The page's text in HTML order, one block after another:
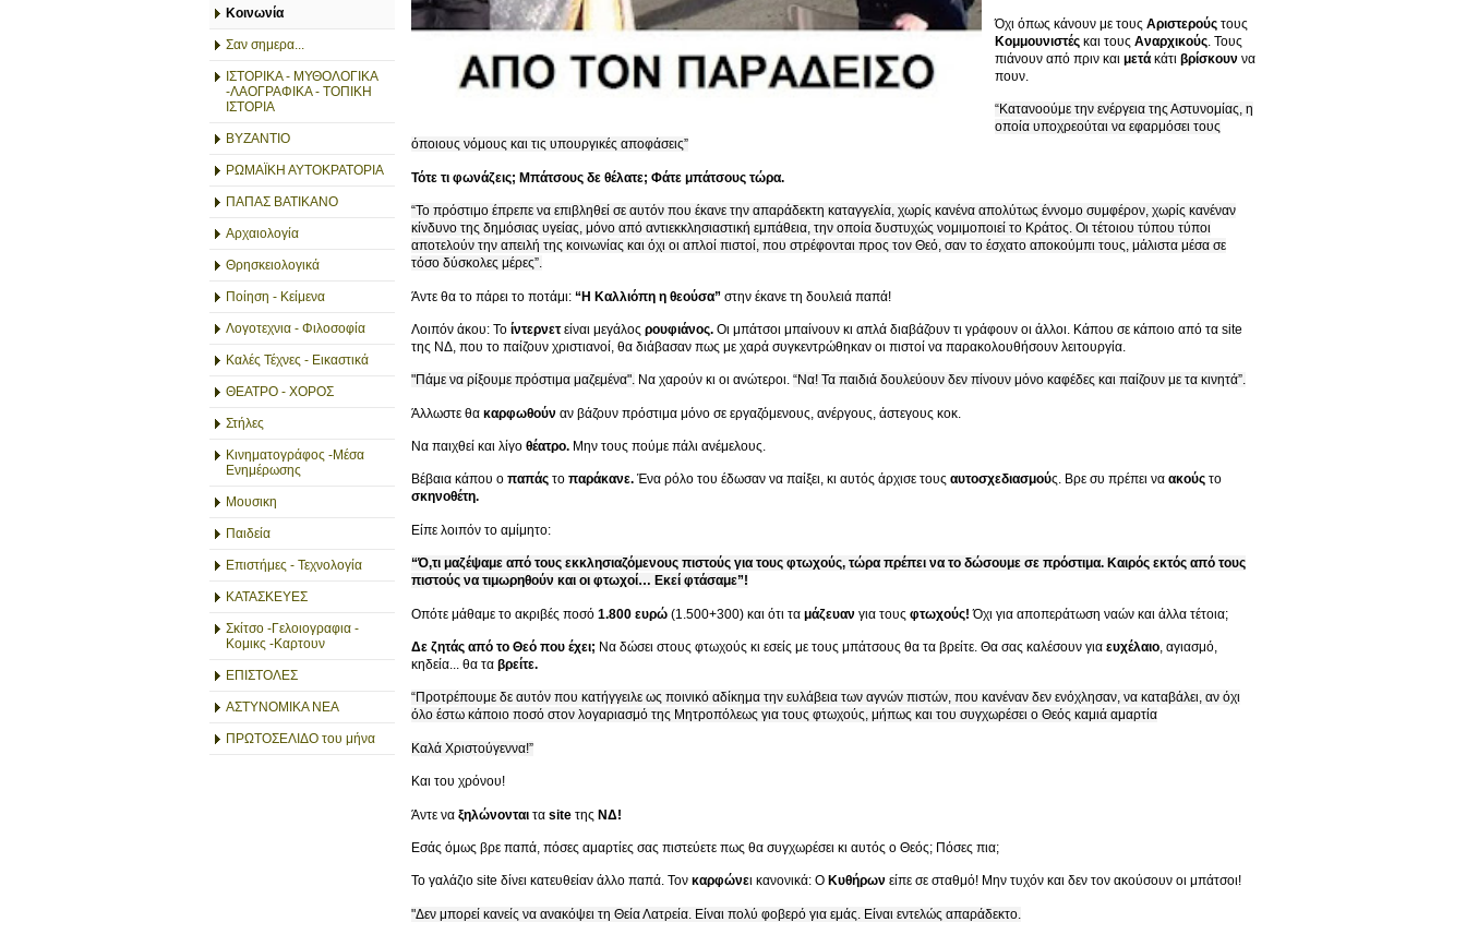
Κοινωνία
Σαν σημερα...
ΙΣΤΟΡΙΚΑ - ΜΥΘΟΛΟΓΙΚΑ
-ΛΑΟΓΡΑΦΙΚΑ - ΤΟΠΙΚΗ
ΙΣΤΟΡΙΑ
ΒΥΖΑΝΤΙΟ
ΡΩΜΑΪΚΗ ΑΥΤΟΚΡΑΤΟΡΙΑ
ΠΑΠΑΣ ΒΑΤΙΚΑΝΟ
Αρχαιολογία
Θρησκειολογικά
Ποίηση - Κείμενα
Λογοτεχνια - Φιλοσοφία
Καλές Τέχνες - Εικαστικά
ΘΕΑΤΡΟ - ΧΟΡΟΣ
Στήλες
Κινηματογράφος -Μέσα
Ενημέρωσης
Μουσικη
Παιδεία
Επιστήμες - Τεχνολογία
ΚΑΤΑΣΚΕΥΕΣ
Σκίτσο -Γελοιογραφια -
Κομικς -Καρτουν
ΕΠΙΣΤΟΛΕΣ
ΑΣΤΥΝΟΜΙΚΑ ΝΕΑ
ΠΡΩΤΟΣΕΛΙΔΟ του μήνα
Όχι όπως κάνουν με τους Αριστερούς τους
Κομμουνιστές και τους Αναρχικούς. Τους
πιάνουν από πριν και μετά κάτι βρίσκουν να
πουν.
“Κατανοούμε την ενέργεια της Αστυνομίας, η
οποία υποχρεούται να εφαρμόσει τους
όποιους νόμους και τις υπουργικές αποφάσεις”
Τότε τι φωνάζεις; Μπάτσους δε θέλατε; Φάτε μπάτσους τώρα.
“Το πρόστιμο έπρεπε να επιβληθεί σε αυτόν που έκανε την απαράδεκτη καταγγελία, χωρίς κανένα απολύτως έννομο συμφέρον, χωρίς κανέναν
κίνδυνο της δημόσιας υγείας, μόνο από αντιεκκλησιαστική εμπάθεια, την οποία δυστυχώς νομιμοποιεί το Κράτος. Οι τέτοιου τύπου τύποι
αποτελούν την απειλή της κοινωνίας και όχι οι απλοί πιστοί, που στρέφονται προς τον Θεό, σαν το έσχατο αποκούμπι τους, μάλιστα μέσα σε
τόσο δύσκολες μέρες”.
Άντε θα το πάρει το ποτάμι: “Η Καλλιόπη η θεούσα” στην έκανε τη δουλειά παπά!
Λοιπόν άκου: Το ίντερνετείναι μεγάλος ρουφιάνος. Οι μπάτσοι μπαίνουν κι απλά διαβάζουν τι γράφουν οι άλλοι. Κάπου σε κάποιο από τα site
της ΝΔ, που το παίζουν χριστιανοί, θα διάβασαν πως με χαρά συγκεντρώθηκαν οι πιστοί να παρακολουθήσουν λειτουργία.
"Πάμε να ρίξουμε πρόστιμα μαζεμένα". Να χαρούν κι οι ανώτεροι. “Να! Τα παιδιά δουλεύουν δεν πίνουν μόνο καφέδες και παίζουν με τα κινητά”.
Άλλωστε θα καρφωθούν αν βάζουν πρόστιμα μόνο σε εργαζόμενους, ανέργους, άστεγους κοκ.
Να παιχθεί και λίγο θέατρο. Μην τους πούμε πάλι ανέμελους.
Βέβαια κάπου ο παπάς το παράκανε. Ένα ρόλο του έδωσαν να παίξει, κι αυτός άρχισε τους αυτοσχεδιασμούς. Βρε συ πρέπει να ακούς το
σκηνοθέτη.
Είπε λοιπόν το αμίμητο:
“Ό,τι μαζέψαμε από τους εκκλησιαζόμενους πιστούς για τους φτωχούς, τώρα πρέπει να το δώσουμε σε πρόστιμα. Καιρός εκτός από τους
πιστούς να τιμωρηθούν και οι φτωχοί… Εκεί φτάσαμε”!
Οπότε μάθαμε το ακριβές ποσό 1.800 ευρώ (1.500+300) και ότι τα μάζευαν για τους φτωχούς! Όχι για αποπεράτωση ναών και άλλα τέτοια;
Δε ζητάς από το Θεό που έχει; Να δώσει στους φτωχούς κι εσείς με τους μπάτσους θα τα βρείτε. Θα σας καλέσουν για ευχέλαιο, αγιασμό,
κηδεία... θα τα βρείτε.
“Προτρέπουμε δε αυτόν που κατήγγειλε ως ποινικό αδίκημα την ευλάβεια των αγνών πιστών, που κανέναν δεν ενόχλησαν, να καταβάλει, αν όχι
όλο έστω κάποιο ποσό στον λογαριασμό της Μητροπόλεως για τους φτωχούς, μήπως και του συγχωρέσει ο Θεός καμιά αμαρτία
Καλά Χριστούγεννα!”
Και του χρόνου!
Άντε να ξηλώνονται τα site της ΝΔ!
Εσάς όμως βρε παπά, πόσες αμαρτίες σας πιστεύετε πως θα συγχωρέσει κι αυτός ο Θεός; Πόσες πια;
Το γαλάζιο site δίνει κατευθείαν άλλο παπά. Τον καρφώνει κανονικά: Ο Κυθήρων είπε σε σταθμό! Μην τυχόν και δεν τον ακούσουν οι μπάτσοι!
"Δεν μπορεί κανείς να ανακόψει τη Θεία Λατρεία. Είναι πολύ φοβερό για εμάς. Είναι εντελώς απαράδεκτο.